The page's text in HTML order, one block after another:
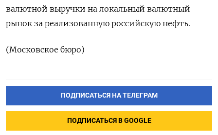
валютной выручки на локальный валютный
рынок за реализованную российскую нефть.
(Московское бюро)
ПОДПИСАТЬСЯ НА ТЕЛЕГРАМ
ПОДПИСАТЬСЯ В GOOGLE